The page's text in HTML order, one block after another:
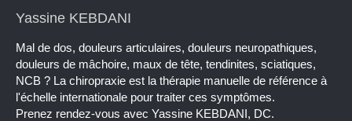
Yassine KEBDANI
Mal de dos, douleurs articulaires, douleurs neuropathiques,
douleurs de mâchoire, maux de tête, tendinites, sciatiques,
NCB ? La chiropraxie est la thérapie manuelle de référence à
l'échelle internationale pour traiter ces symptômes.
Prenez rendez-vous avec Yassine KEBDANI, DC.